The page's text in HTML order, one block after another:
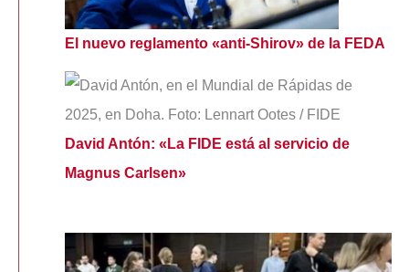
El nuevo reglamento «anti-Shirov» de la FEDA
David Antón: «La FIDE está al servicio de
Magnus Carlsen»